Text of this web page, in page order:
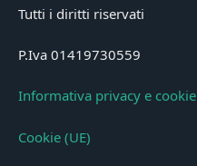
Tutti i diritti riservati
P.Iva 01419730559
Informativa privacy e cookie
Cookie (UE)